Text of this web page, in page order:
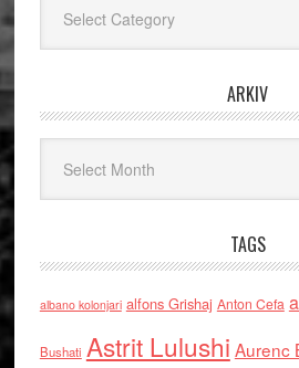
ARKIV
TAGS
albano kolonjari alfons Grishaj Anton Cefa
Bushati Astrit Lulushi Aurenc